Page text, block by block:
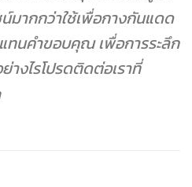
มากกว่าใช้เพื่อกางกันแดด
ทนคำขอบคุณ เพื่อการระลึก
างไรโปรดติดต่อเราที่